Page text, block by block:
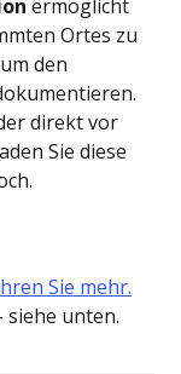
ermöglicht
Ortes zu
den
direkt vor
Sie diese
Sie mehr.
unten.